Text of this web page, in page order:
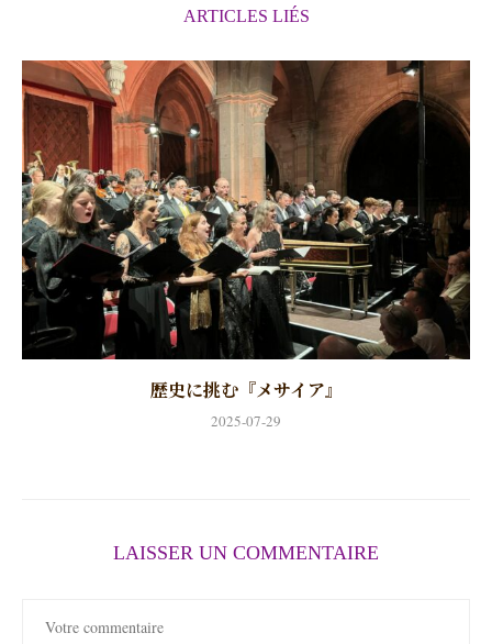
ARTICLES LIÉS
歴史に挑む『メサイア』
2025-07-29
LAISSER UN COMMENTAIRE